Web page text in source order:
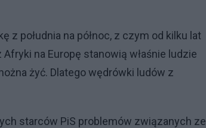
z południa na północ, z czym od kilku lat
na Europę stanowią właśnie ludzie
żyć. Dlatego wędrówki ludów z
starców PiS problemów związanych ze